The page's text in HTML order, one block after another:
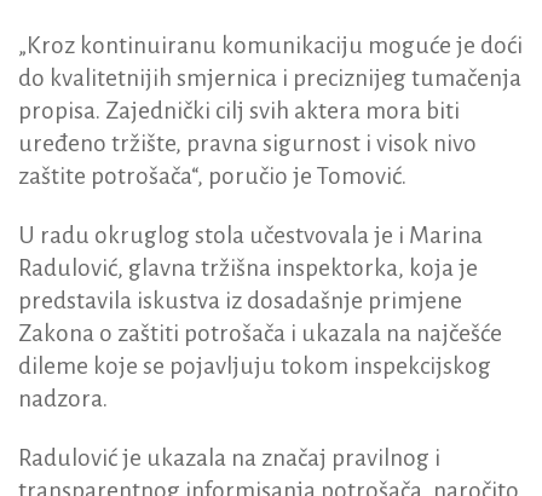
„Kroz kontinuiranu komunikaciju moguće je doći
do kvalitetnijih smjernica i preciznijeg tumačenja
propisa. Zajednički cilj svih aktera mora biti
uređeno tržište, pravna sigurnost i visok nivo
zaštite potrošača“, poručio je Tomović.
U radu okruglog stola učestvovala je i Marina
Radulović, glavna tržišna inspektorka, koja je
predstavila iskustva iz dosadašnje primjene
Zakona o zaštiti potrošača i ukazala na najčešće
dileme koje se pojavljuju tokom inspekcijskog
nadzora.
Radulović je ukazala na značaj pravilnog i
transparentnog informisanja potrošača, naročito